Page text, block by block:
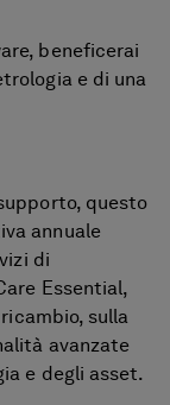
beneficerai
e di una
questo
annuale
di
Essential,
sulla
avanzate
e degli asset.